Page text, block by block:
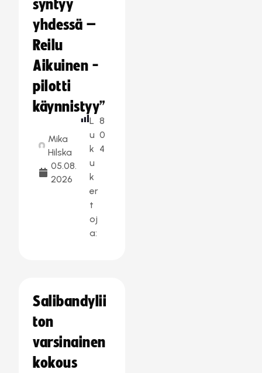
syntyy
yhdessä –
Reilu
Aikuinen -
pilotti
käynnistyy”
Mika
Hilska
05.08.
2026
L
u
k
u
k
er
t
oj
a:
8
0
4
Salibandylii
ton
varsinainen
kokous